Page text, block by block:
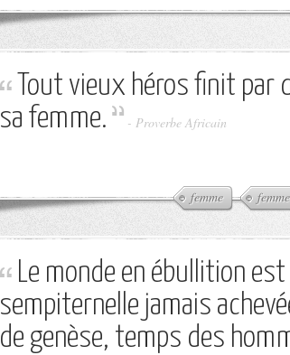
Tout vieux héros finit par
sa femme.
- Proverbe Africain
femme
Le monde en ébullition
sempiternelle jamais
de genèse, temps des